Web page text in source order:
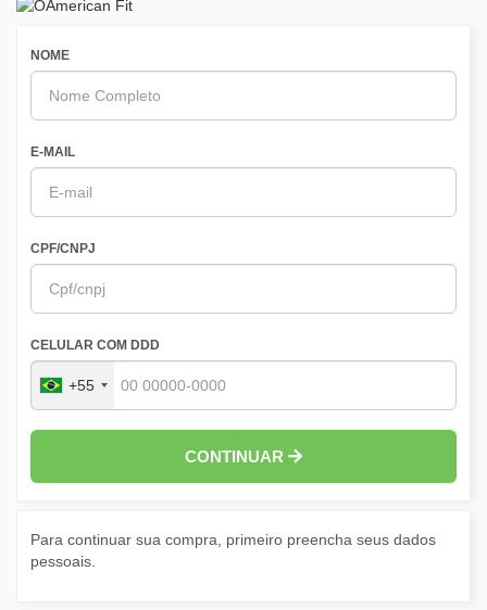
NOME
E-MAIL
CPF/CNPJ
CELULAR COM DDD
+55
CONTINUAR
Para continuar sua compra, primeiro preencha seus dados
pessoais.